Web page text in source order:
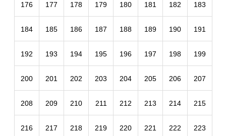
176 177 178 179 180 181 182 183
184 185 186 187 188 189 190 191
192 193 194 195 196 197 198 199
200 201 202 203 204 205 206 207
208 209 210 211 212 213 214 215
216 217 218 219 220 221 222 223